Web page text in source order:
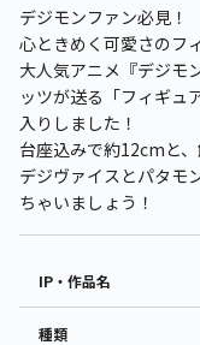
デジモンファン必見！
心ときめく可愛さのフ
大人気アニメ『デジモ
ッツが送る「フィギュ
入りしました！
台座込みで約12cmと
デジヴァイスとパタモ
ちゃいましょう！
IP・作品名
種類